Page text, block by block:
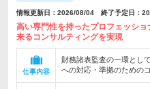
情報更新日：2026/08/04 終了予定日：
高い専門性を持ったプロフェッシ
来るコンサルティングを実現
仕事内容
財務諸表監査の一環とし
への対応・準拠のための